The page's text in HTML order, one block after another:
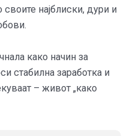
своите најблиски, дури и
како начин за
стабилна заработка и
– живот „како